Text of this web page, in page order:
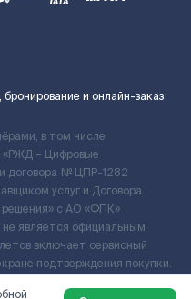
и онлайн-заказ
в том числе
– Цифровые
договора № ЦПР-1282
услуг и Договора
c АО «ФПК»
является официальным
включает сервисный
подтверждения покупки.